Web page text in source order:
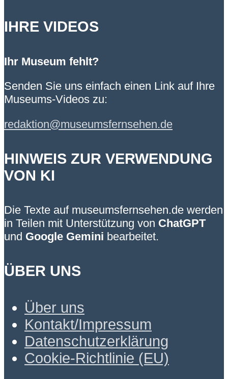
IHRE VIDEOS
Ihr Museum fehlt?
Senden Sie uns einfach einen Link auf Ihre
Museums-Videos zu:
redaktion@museumsfernsehen.de
HINWEIS ZUR VERWENDUNG
VON KI
Die Texte auf museumsfernsehen.de werden
in Teilen mit Unterstützung von ChatGPT
und Google Gemini bearbeitet.
ÜBER UNS
Über uns
Kontakt/Impressum
Datenschutzerklärung
Cookie-Richtlinie (EU)